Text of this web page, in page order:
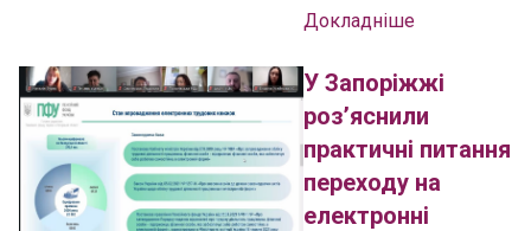
Докладніше
У Запоріжжі
роз’яснили
практичні питання
переходу на
електронні